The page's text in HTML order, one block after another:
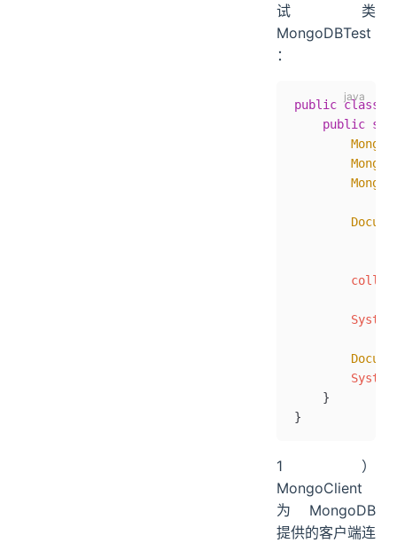
试类
MongoDBTest
：
public class
    public
        System
        System
    }
}
1）
MongoClient
为 MongoDB
提供的客户端连